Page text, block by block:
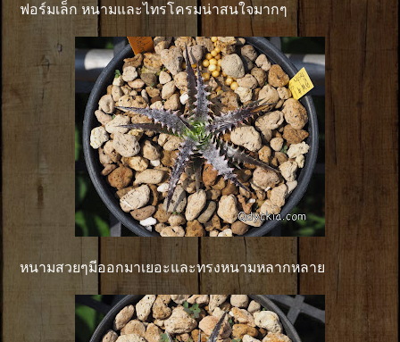
ฟอร์มเล็ก หนามและไทรโครมน่าสนใจมากๆ
หนามสวยๆมีออกมาเยอะและทรงหนามหลากหลาย